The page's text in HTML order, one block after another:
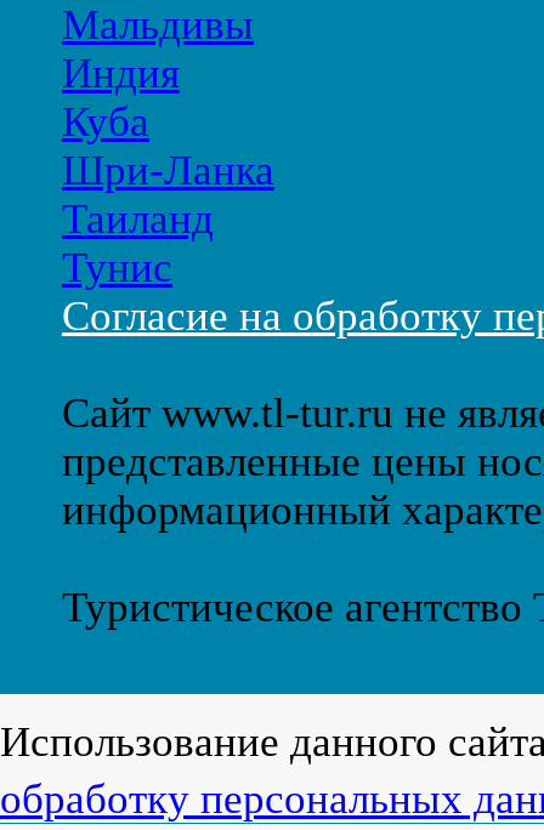
Мальдивы
Индия
Куба
Шри-Ланка
Таиланд
Тунис
Согласие на обработку
Сайт www.tl-tur.ru не
представленные цены
информационный
Туристическое
Использование данного
обработку персональных